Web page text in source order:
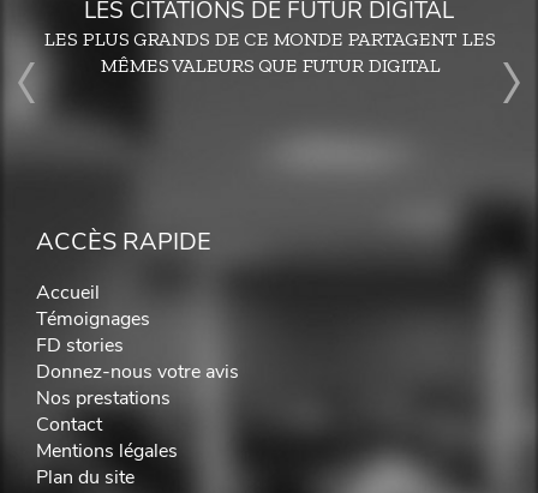
LES CITATIONS DE FUTUR DIGITAL
LES PLUS GRANDS DE CE MONDE PARTAGENT LES
MÊMES VALEURS QUE FUTUR DIGITAL
ACCÈS RAPIDE
Accueil
Témoignages
FD stories
Donnez-nous votre avis
Nos prestations
Contact
Mentions légales
Plan du site